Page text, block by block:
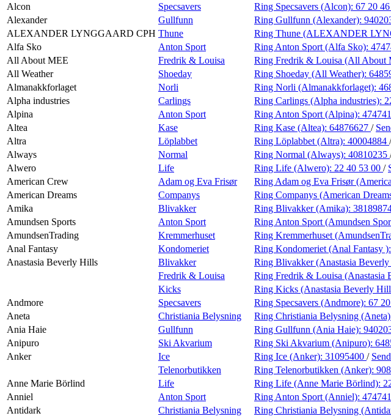
Alcon
Specsavers Ring Specsavers (Alcon): 67 20
Alexander
Gullfunn Ring Gullfunn (Alexander):
ALEXANDER LYNGGAARD CPH Thune Ring Thune (ALEXANDER
Alfa Sko
Anton Sport Ring Anton Sport (Alfa Sko):
All About MEE
Fredrik & Louisa Ring Fredrik & Louisa (All About
All Weather
Shoeday Ring Shoeday (All Weather):
Almanakkforlaget
Norli Ring Norli (Almanakkforlaget):
Alpha industries
Carlings Ring Carlings (Alpha industries):
Alpina
Anton Sport Ring Anton Sport (Alpina):
Altea
Kase Ring Kase (Altea): 64876627 /
Altra
Löplabbet Ring Löplabbet (Altra): 40004884
Always
Normal Ring Normal (Always): 40810235
Alwero
Life Ring Life (Alwero): 22 40 53 00 /
American Crew
Adam og Eva Frisør Ring Adam og Eva Frisør
American Dreams
Companys Ring Companys (American
Amika
Blivakker Ring Blivakker (Amika):
Amundsen Sports
Anton Sport Ring Anton Sport (Amundsen
AmundsenTrading
Kremmerhuset Ring Kremmerhuset
Anal Fantasy
Kondomeriet Ring Kondomeriet (Anal Fantasy ):
Anastasia Beverly Hills
Blivakker Ring Blivakker (Anastasia
Fredrik & Louisa
Ring Fredrik & Louisa (Anastasia
Kicks
Ring Kicks (Anastasia Beverly
Andmore
Specsavers Ring Specsavers (Andmore): 67
Aneta
Christiania Belysning Ring Christiania Belysning
Ania Haie
Gullfunn Ring Gullfunn (Ania Haie):
Anipuro
Ski Akvarium Ring Ski Akvarium (Anipuro):
Anker
Ice Ring Ice (Anker): 31095400 /
Telenorbutikken
Ring Telenorbutikken (Anker):
Anne Marie Börlind
Life Ring Life (Anne Marie Börlind):
Anniel
Anton Sport Ring Anton Sport (Anniel):
Antidark
Christiania Belysning Ring Christiania Belysning